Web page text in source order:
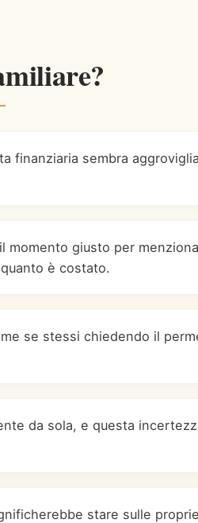
finanziaria sembra
momento giusto per
è costato.
se stessi chiedendo il
da sola, e questa
stare sulle